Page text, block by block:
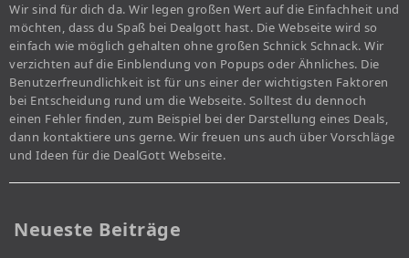
Wir sind für dich da. Wir legen großen Wert auf die Einfachheit und
möchten, dass du Spaß bei Dealgott hast. Die Webseite wird so
einfach wie möglich gehalten ohne großen Schnick Schnack. Wir
verzichten auf die Einblendung von Popups oder Ähnliches. Die
Benutzerfreundlichkeit ist für uns einer der wichtigsten Faktoren
bei Entscheidung rund um die Webseite. Solltest du dennoch
einen Fehler finden, zum Beispiel bei der Darstellung eines Deals,
dann kontaktiere uns gerne. Wir freuen uns auch über Vorschläge
und Ideen für die DealGott Webseite.
Neueste Beiträge